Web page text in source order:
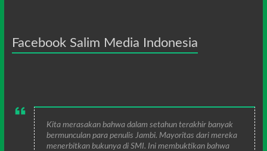
Facebook Salim Media Indonesia
Kita merasakan bahwa dalam setahun terakhir banyak
bermunculan para penulis Jambi. Mayoritas dari mereka
menerbitkan bukunya di SMI. Ini membuktikan bahwa